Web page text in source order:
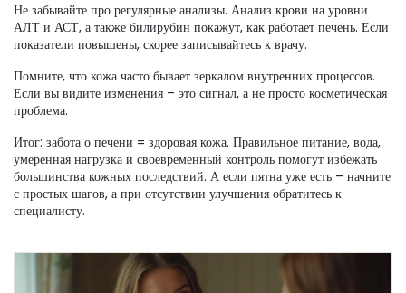
Не забывайте про регулярные анализы. Анализ крови на уровни
АЛТ и АСТ, а также билирубин покажут, как работает печень. Если
показатели повышены, скорее записывайтесь к врачу.
Помните, что кожа часто бывает зеркалом внутренних процессов.
Если вы видите изменения – это сигнал, а не просто косметическая
проблема.
Итог: забота о печени = здоровая кожа. Правильное питание, вода,
умеренная нагрузка и своевременный контроль помогут избежать
большинства кожных последствий. А если пятна уже есть – начните
с простых шагов, а при отсутствии улучшения обратитесь к
специалисту.